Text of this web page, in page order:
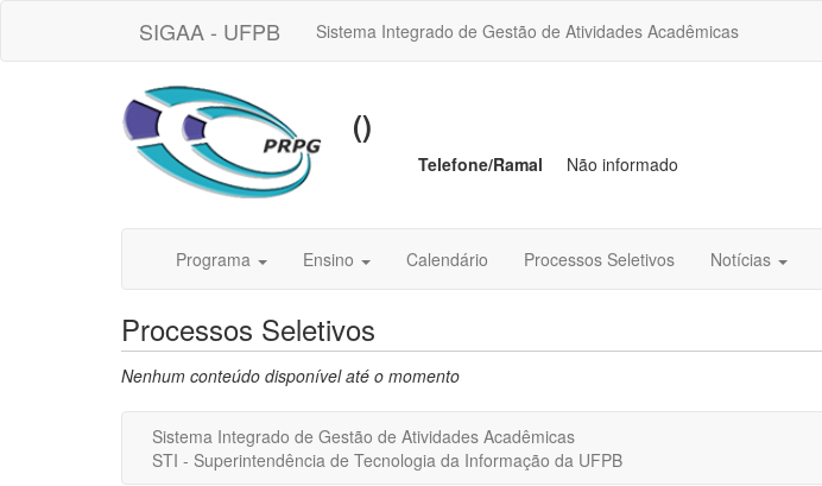
SIGAA - UFPB Sistema Integrado de Gestão de Atividades Acadêmicas
()
Telefone/Ramal Não informado
Programa Ensino Calendário Processos Seletivos Notícias
Processos Seletivos
Nenhum conteúdo disponível até o momento
Sistema Integrado de Gestão de Atividades Acadêmicas
STI - Superintendência de Tecnologia da Informação da UFPB